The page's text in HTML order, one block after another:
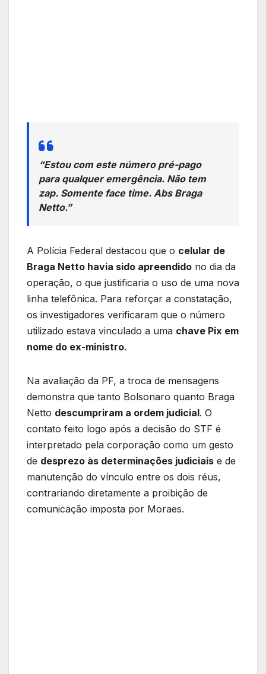
“Estou com este número pré-pago
para qualquer emergência. Não tem
zap. Somente face time. Abs Braga
Netto.”
A Polícia Federal destacou que o celular de
Braga Netto havia sido apreendido no dia da
operação, o que justificaria o uso de uma nova
linha telefônica. Para reforçar a constatação,
os investigadores verificaram que o número
utilizado estava vinculado a uma chave Pix em
nome do ex-ministro.
Na avaliação da PF, a troca de mensagens
demonstra que tanto Bolsonaro quanto Braga
Netto descumpriram a ordem judicial. O
contato feito logo após a decisão do STF é
interpretado pela corporação como um gesto
de desprezo às determinações judiciais e de
manutenção do vínculo entre os dois réus,
contrariando diretamente a proibição de
comunicação imposta por Moraes.